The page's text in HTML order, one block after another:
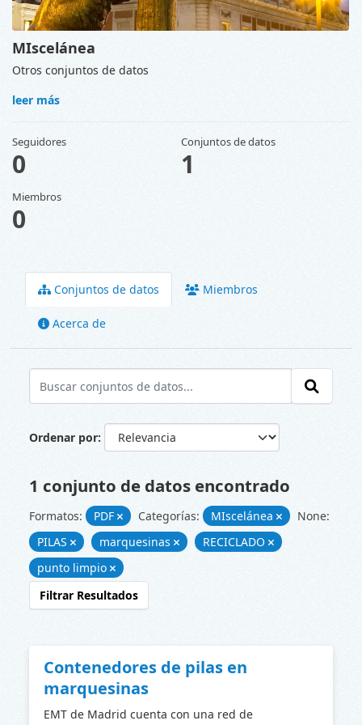
Conjuntos de datos Miembros
Acerca de
Ordenar por
1 conjunto de datos encontrado
Formatos: PDF Categorías: MIscelánea
None:
PILAS
marquesinas
RECICLADO
punto limpio
Filtrar Resultados
Contenedores de pilas en
marquesinas
EMT de Madrid cuenta con una red de
MIscelánea
Otros conjuntos de datos
leer más
Seguidores
0
Conjuntos de datos
1
Miembros
0